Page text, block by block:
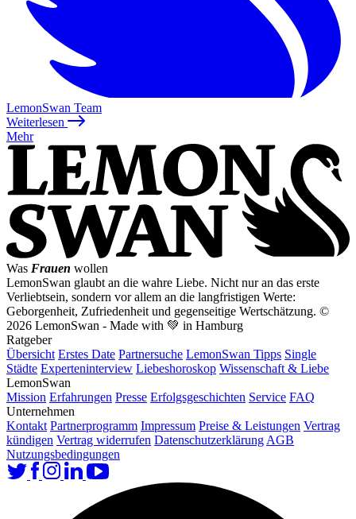
LemonSwan Team
Weiterlesen
Mehr
Was Frauen wollen
LemonSwan glaubt an die wahre Liebe. Nicht nur an das erste
Verliebtsein, sondern vor allem an die langfristigen Werte:
Geborgenheit, Zufriedenheit und gegenseitige Wertschätzung. ©
2026 LemonSwan - Made with 💚 in Hamburg
Ratgeber
Übersicht Erstes Date Partnersuche LemonSwan Tipps Single
Städte Experteninterview Liebeshoroskop Wissenschaft & Liebe
LemonSwan
Mission Erfahrungen Presse Erfolgsgeschichten Service FAQ
Unternehmen
Kontakt Partnerprogramm Impressum Preise & Leistungen Vertrag
kündigen Vertrag widerrufen Datenschutzerklärung AGB
Nutzungsbedingungen